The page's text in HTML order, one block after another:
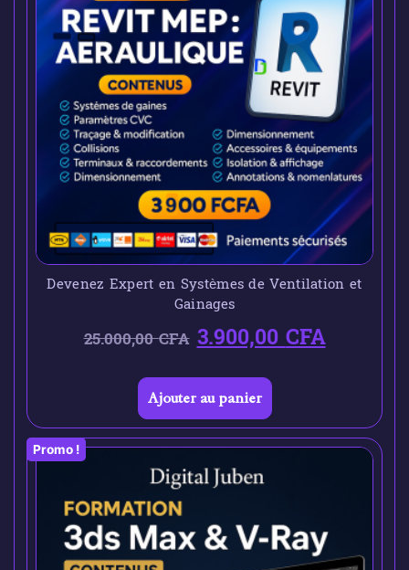
Devenez Expert en Systèmes de Ventilation et
Gainages
25.000,00CFA 3.900,00CFA
Ajouter au panier
Promo !